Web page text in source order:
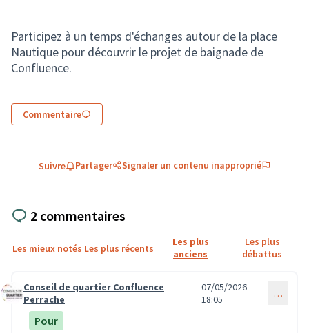
(Lien externe)
Participez à un temps d'échanges autour de la place
Nautique pour découvrir le projet de baignade de
Confluence.
Commentaire
Suivre Partager Signaler un contenu inapproprié
2 commentaires
Les mieux notés Les plus récents
Les plus
anciens
Les plus
débattus
Commentaire 4127
Conseil de quartier Confluence
Perrache
07/05/2026
18:05
…
Pour